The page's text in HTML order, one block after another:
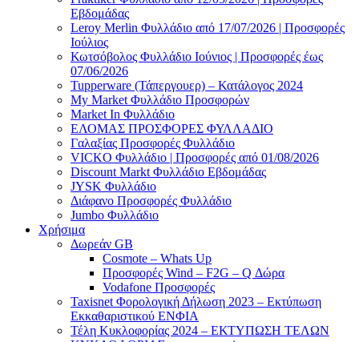
Εβδομάδας
Leroy Merlin Φυλλάδιο από 17/07/2026 | Προσφορές
Ιούλιος
Κωτσόβολος Φυλλάδιο Ιούνιος | Προσφορές έως
07/06/2026
Tupperware (Τάπεργουερ) – Κατάλογος 2024
My Market Φυλλάδιο Προσφορών
Market In Φυλλάδιο
ΕΛΟΜΑΣ ΠΡΟΣΦΟΡΕΣ ΦΥΛΛΑΔΙΟ
Γαλαξίας Προσφορές Φυλλάδιο
VICKO Φυλλάδιο | Προσφορές από 01/08/2026
Discount Markt Φυλλάδιο Εβδομάδας
JYSK Φυλλάδιο
Διάφανο Προσφορές Φυλλάδιο
Jumbo Φυλλάδιο
Χρήσιμα
Δωρεάν GB
Cosmote – Whats Up
Προσφορές Wind – F2G – Q Δώρα
Vodafone Προσφορές
Taxisnet Φορολογική Δήλωση 2023 – Εκτύπωση
Εκκαθαριστικού EΝΦΙΑ
Τέλη Kυκλοφορίας 2024 – ΕΚΤΥΠΩΣΗ ΤΕΛΩΝ